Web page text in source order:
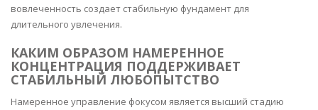
вовлеченность создает стабильную фундамент для
длительного увлечения.
КАКИМ ОБРАЗОМ НАМЕРЕННОЕ
КОНЦЕНТРАЦИЯ ПОДДЕРЖИВАЕТ
СТАБИЛЬНЫЙ ЛЮБОПЫТСТВО
Намеренное управление фокусом является высший стадию